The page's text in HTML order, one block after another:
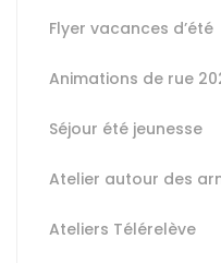
Flyer vacances d’été
Animations de rue
Séjour été jeunesse
Atelier autour des
Ateliers Télérelève